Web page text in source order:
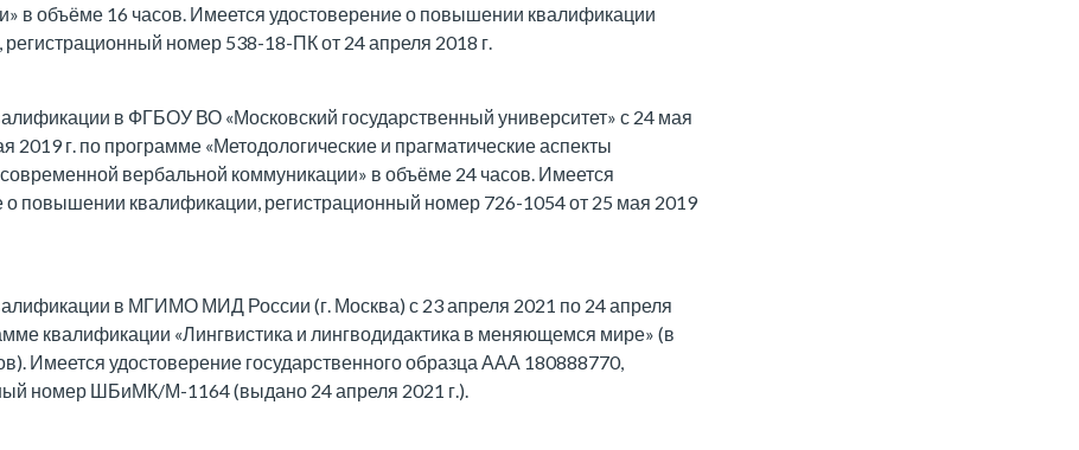
в объёме 16 часов. Имеется удостоверение о повышении квалификации
номер 538-18-ПК от 24 апреля 2018 г.
в ФГБОУ ВО «Московский государственный университет» с 24 мая
2019 г. по программе «Методологические и прагматические аспекты
вербальной коммуникации» в объёме 24 часов. Имеется
о повышении квалификации, регистрационный номер 726-1054 от 25 мая 2019
в МГИМО МИД России (г. Москва) с 23 апреля 2021 по 24 апреля
квалификации «Лингвистика и лингводидактика в меняющемся мире» (в
Имеется удостоверение государственного образца ААА 180888770,
номер ШБиМК/М-1164 (выдано 24 апреля 2021 г.).